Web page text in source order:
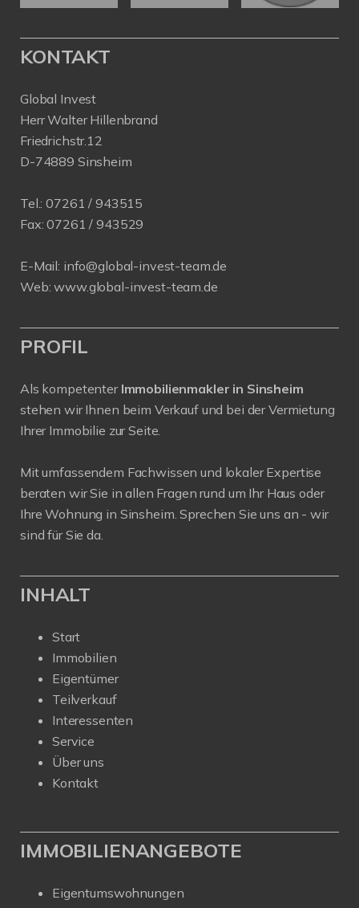
KONTAKT
Global Invest
Herr Walter Hillenbrand
Friedrichstr.12
D-74889 Sinsheim
Tel.:07261 / 943515
Fax: 07261 / 943529
E-Mail: info@global-invest-team.de
Web:www.global-invest-team.de
PROFIL
Als kompetenter Immobilienmakler in Sinsheim
stehen wir Ihnen beim Verkauf und bei der Vermietung
Ihrer Immobilie zur Seite.
Mit umfassendem Fachwissen und lokaler Expertise
beraten wir Sie in allen Fragen rund um Ihr Haus oder
Ihre Wohnung in Sinsheim. Sprechen Sie uns an - wir
sind für Sie da.
INHALT
Start
Immobilien
Eigentümer
Teilverkauf
Interessenten
Service
Über uns
Kontakt
IMMOBILIENANGEBOTE
Eigentumswohnungen